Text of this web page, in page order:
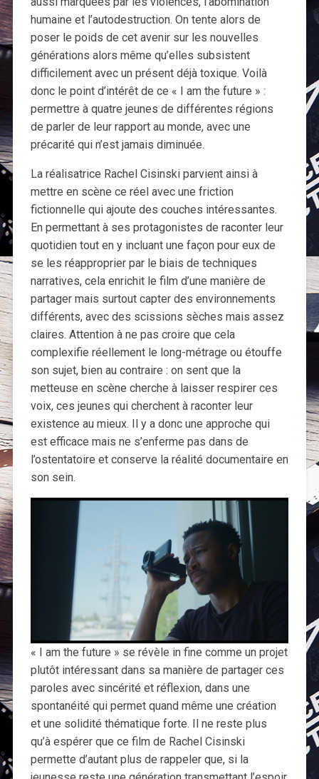
humaine et l’autodestruction. On tente alors de
poser le poids de cet avenir sur les nouvelles
générations alors même qu’elles subsistent
difficilement avec un présent déjà toxique. Voilà
donc le point d’intérêt de ce « I am the future » :
permettre à quatre jeunes de différentes régions
de parler de leur rapport au monde, avec une
précarité qui n’est jamais diminuée.
La réalisatrice Rachel Cisinski parvient ainsi à
mettre en scène ce réel avec une friction
fictionnelle qui ajoute des couches intéressantes.
En permettant à ses protagonistes de raconter leur
quotidien tout en y incluant une façon pour eux de
se les réapproprier par le biais de techniques
narratives, cela enrichit le film d’une manière de
partager mais surtout capter des environnements
différents, avec des scissions sèches mais assez
claires. Attention à ne pas croire que cela
complexifie réellement le long-métrage ou étouffe
son sujet, bien au contraire : on sent que la
metteuse en scène cherche à laisser respirer ces
voix, ces jeunes qui cherchent à raconter leur
existence au mieux. Il y a donc une approche qui
est efficace mais ne s’enferme pas dans de
l’ostentatoire et conserve la réalité documentaire en
son sein.
« I am the future » se révèle in fine comme un projet
plutôt intéressant dans sa manière de partager ces
paroles avec sincérité et réflexion, dans une
spontanéité qui permet quand même une création
et une solidité thématique forte. Il ne reste plus
qu’à espérer que ce film de Rachel Cisinski
permette d’autant plus de rappeler que, si la